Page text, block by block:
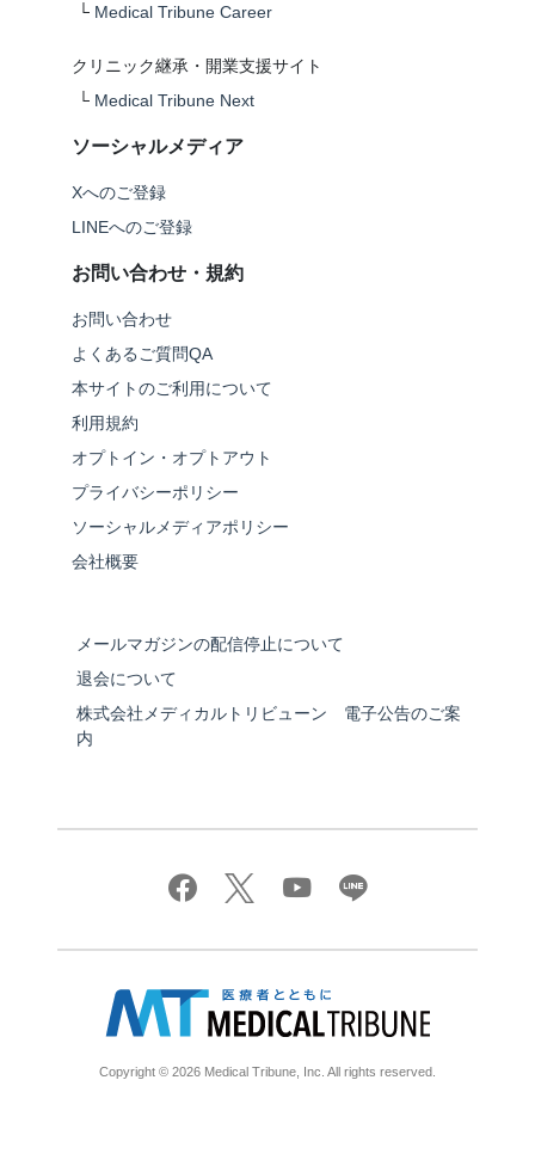
└ Medical Tribune Career
クリニック継承・開業支援サイト
└ Medical Tribune Next
ソーシャルメディア
Xへのご登録
LINEへのご登録
お問い合わせ・規約
お問い合わせ
よくあるご質問QA
本サイトのご利用について
利用規約
オプトイン・オプトアウト
プライバシーポリシー
ソーシャルメディアポリシー
会社概要
メールマガジンの配信停止について
退会について
株式会社メディカルトリビューン 電子公告のご案
内
Copyright © 2026 Medical Tribune, Inc. All rights reserved.